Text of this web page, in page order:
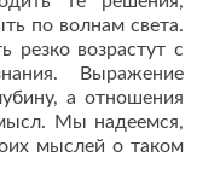
по волнам света.
резко возрастут с
Выражение
а отношения
Мы надеемся,
мыслей о таком